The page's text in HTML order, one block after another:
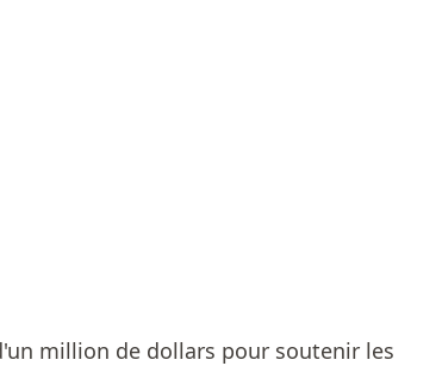
million de dollars pour soutenir les